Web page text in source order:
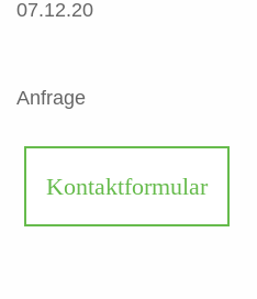
07.12.20
Anfrage
Kontaktformular